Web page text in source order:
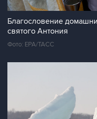
Благословение
святого Антония
Фото: ЕРА/ТАСС